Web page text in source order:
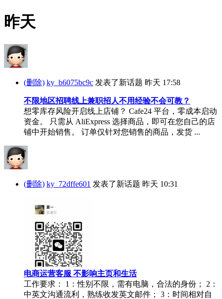
昨天
(删除) ky_b6075bc9c 发表了新话题 昨天 17:58
不限地区招聘线上兼职招人不用经验不会可教？
想零库存风险开启线上店铺？ Cafe24 平台，零成本启动
资金。 只需从 AliExpress 选择商品，即可在您自己的店
铺中开始销售。 订单仅针对您销售的商品，发货 ...
(删除) ky_72dffe601 发表了新话题 昨天 10:31
电商运营客服 不影响主页和生活
工作要求： 1：性别不限，需有电脑，合法的身份； 2：
中英文沟通流利，熟练收发英文邮件； 3：时间相对自